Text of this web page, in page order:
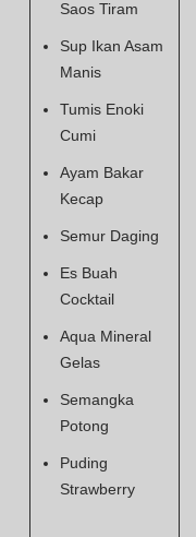
Saos Tiram
Sup Ikan Asam
Manis
Tumis Enoki
Cumi
Ayam Bakar
Kecap
Semur Daging
Es Buah
Cocktail
Aqua Mineral
Gelas
Semangka
Potong
Puding
Strawberry